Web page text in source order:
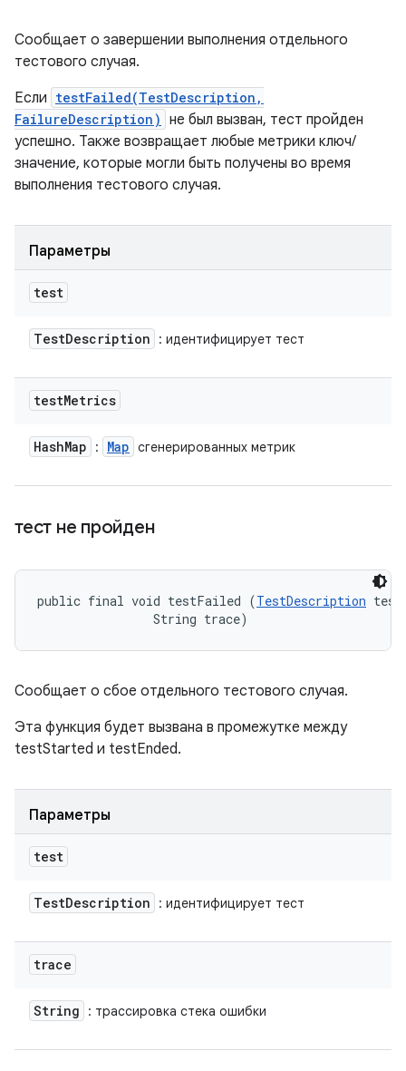
Сообщает о завершении выполнения отдельного
тестового случая.
Если testFailed(TestDescription,
FailureDescription) не был вызван, тест пройден
успешно. Также возвращает любые метрики ключ/
значение, которые могли быть получены во время
выполнения тестового случая.
Параметры
test
TestDescription : идентифицирует тест
testMetrics
HashMap : Map сгенерированных метрик
тест не пройден
public final void testFailed (TestDescription
                String trace)
Сообщает о сбое отдельного тестового случая.
Эта функция будет вызвана в промежутке между
testStarted и testEnded.
Параметры
test
TestDescription : идентифицирует тест
trace
String : трассировка стека ошибки